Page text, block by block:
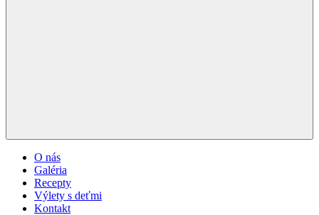
O nás
Galéria
Recepty
Výlety s deťmi
Kontakt